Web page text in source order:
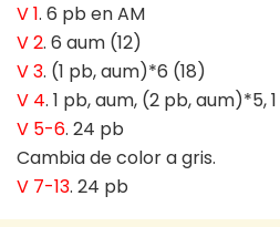
V 1. 6 pb en AM
V 2. 6 aum (12)
V 3. (1 pb, aum)*6 (18)
V 4. 1 pb, aum, (2 pb, aum)*5,
V 5-6. 24 pb
Cambia de color a gris.
V 7-13. 24 pb